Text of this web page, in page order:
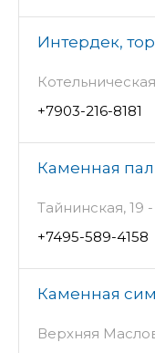
Интердек,
+7903-216-8181
Каменная
Тайнинская, 19
+7495-589-4158
Каменная
Верхняя